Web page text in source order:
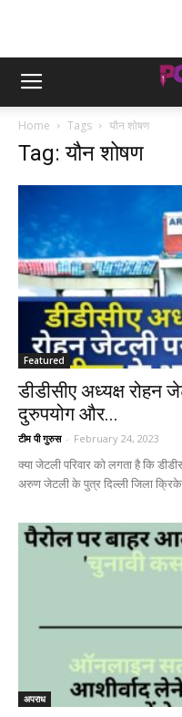
Home Tags यौन शोषण
Tag: यौन शोषण
Featured
डीडीसीए अध्यक्ष रोहन
दुरुपयोग और...
टीम पी गुरुस - February 24, 2023
क्या जेटली परिवार को लगता है कि
अरुण जेटली के पुत्र दिल्ली जिला
अपराध